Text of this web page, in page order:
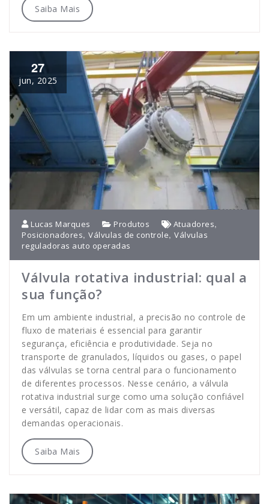
Saiba Mais
27
jun, 2025
Lucas Marques Produtos Atuadores,
Posicionadores, Válvulas de controle, Válvulas
reguladoras auto operadas
Válvula rotativa industrial: qual a
sua função?
Em um ambiente industrial, a precisão no controle de
fluxo de materiais é essencial para garantir
segurança, eficiência e produtividade. Seja no
transporte de granulados, líquidos ou gases, o papel
das válvulas se torna central para o funcionamento
de diferentes processos. Nesse cenário, a válvula
rotativa industrial surge como uma solução confiável
e versátil, capaz de lidar com as mais diversas
demandas operacionais.
Saiba Mais